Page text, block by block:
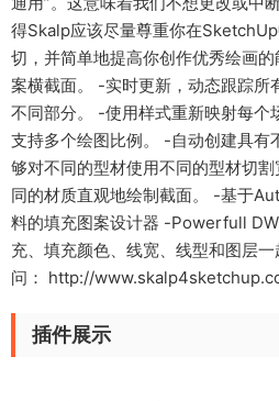
得Skalp应该尽量尊重你在
切，并简单地提高你创作优秀绘画
案横截面。 -实时更新，动态跟踪所
不同部分。 -使用样式重新映射每个
支持多个绘图比例。 -自动创建具有
够对不同的型材使用不同的型材切
同的材质直观地绘制截面。 -基于
料的填充图案设计器 -Powerfull
充、填充颜色、线宽、线型和图层
问： http://
插件展示